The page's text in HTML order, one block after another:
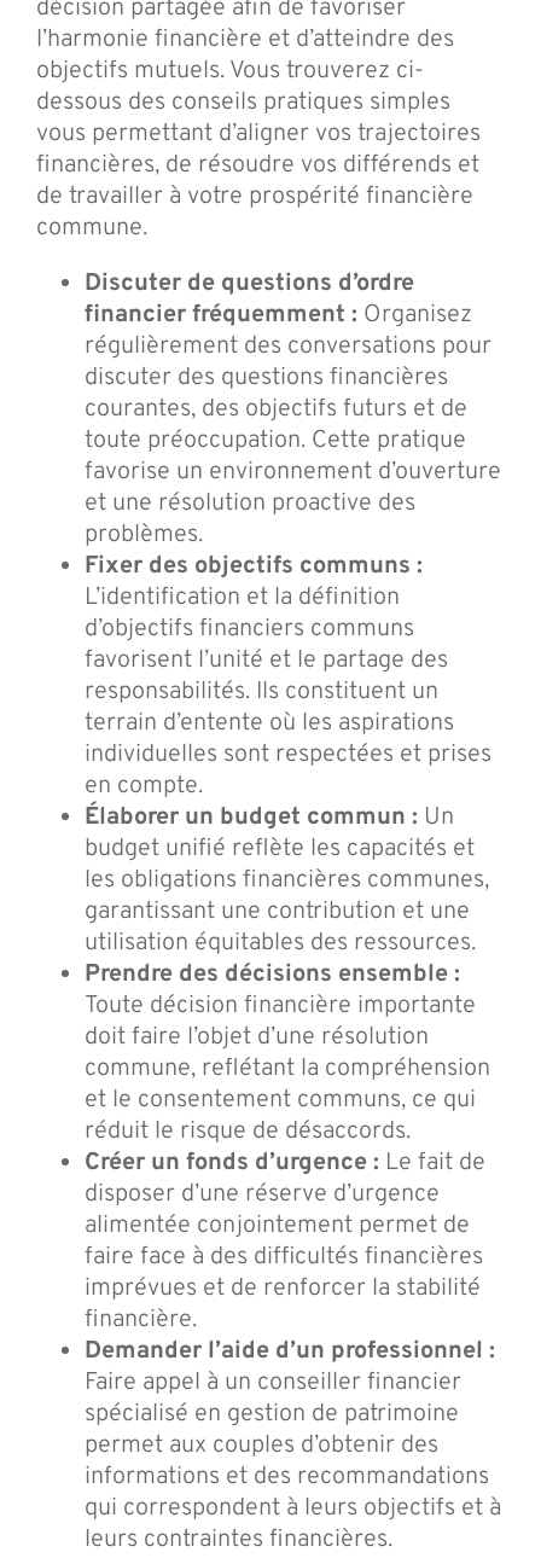
décision partagée afin de favoriser
l’harmonie financière et d’atteindre des
objectifs mutuels. Vous trouverez ci-
dessous des conseils pratiques simples
vous permettant d’aligner vos trajectoires
financières, de résoudre vos différends et
de travailler à votre prospérité financière
commune.
Discuter de questions d’ordre
financier fréquemment : Organisez
régulièrement des conversations pour
discuter des questions financières
courantes, des objectifs futurs et de
toute préoccupation. Cette pratique
favorise un environnement d’ouverture
et une résolution proactive des
problèmes.
Fixer des objectifs communs :
L’identification et la définition
d’objectifs financiers communs
favorisent l’unité et le partage des
responsabilités. Ils constituent un
terrain d’entente où les aspirations
individuelles sont respectées et prises
en compte.
Élaborer un budget commun : Un
budget unifié reflète les capacités et
les obligations financières communes,
garantissant une contribution et une
utilisation équitables des ressources.
Prendre des décisions ensemble :
Toute décision financière importante
doit faire l’objet d’une résolution
commune, reflétant la compréhension
et le consentement communs, ce qui
réduit le risque de désaccords.
Créer un fonds d’urgence : Le fait de
disposer d’une réserve d’urgence
alimentée conjointement permet de
faire face à des difficultés financières
imprévues et de renforcer la stabilité
financière.
Demander l’aide d’un professionnel :
Faire appel à un conseiller financier
spécialisé en gestion de patrimoine
permet aux couples d’obtenir des
informations et des recommandations
qui correspondent à leurs objectifs et à
leurs contraintes financières.